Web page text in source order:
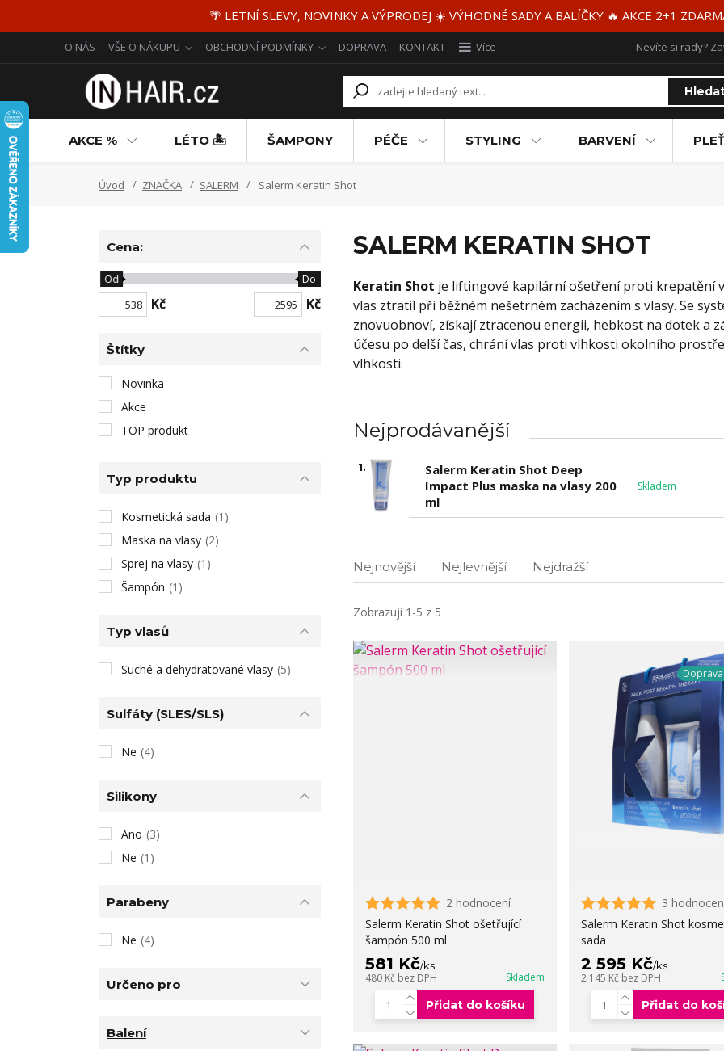
🌴 LETNÍ SLEVY, NOVINKY A VÝPRODEJ ☀️ VÝHODNÉ SADY A BALÍČKY 🔥 AKCE 2+1
O NÁS VŠE O NÁKUPU OBCHODNÍ PODMÍNKY DOPRAVA KONTAKT Více Nevíte si rady?
AKCE % LÉTO 🏝️ ŠAMPONY PÉČE STYLING BARVENÍ
Úvod ZNAČKA SALERM Salerm Keratin Shot
SALERM KERATIN SHOT
Keratin Shot je liftingové kapilární ošetření proti krepatění
vlas ztratil při běžném nešetrném zacházením s vlasy. Se
znovuobnoví, získají ztracenou energii, hebkost na dotek a
účesu po delší čas, chrání vlas proti vlhkosti okolního
vlhkosti.
Nejprodávanější
1.
Salerm Keratin Shot Deep
Impact Plus maska na vlasy 200
ml
Skladem
Nejnovější Nejlevnější Nejdražší
Zobrazuji 1-5 z 5
2 hodnocení
Salerm Keratin Shot ošetřující
šampón 500 ml
581 Kč/ks
480 Kč bez DPH Skladem
Přidat do košíku
3
Salerm Keratin Shot
sada
2 595 Kč/ks
2 145 Kč bez DPH
Přidat do
Cena:
Kč
Od Do
Kč
Štítky
Novinka
Akce
TOP produkt
Typ produktu
Kosmetická sada (1)
Maska na vlasy (2)
Sprej na vlasy (1)
Šampón (1)
Typ vlasů
Suché a dehydratované vlasy (5)
Sulfáty (SLES/SLS)
Ne (4)
Silikony
Ano (3)
Ne (1)
Parabeny
Ne (4)
Určeno pro
Balení